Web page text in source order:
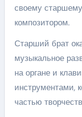
своему
композитором.
Старший брат
музыкальное
на органе и
инструментами,
частью